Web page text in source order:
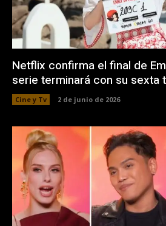
Netflix confirma el final de
serie terminará con su sexta
Cine y Tv 2 de junio de 2026